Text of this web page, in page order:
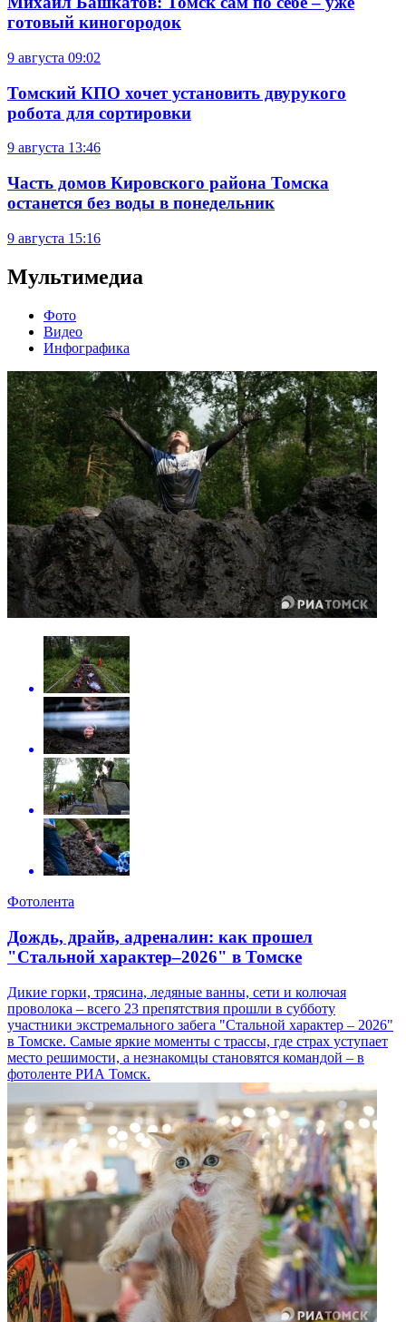
готовый киногородок
9 августа 09:02
Томский КПО хочет установить двурукого
робота для сортировки
9 августа 13:46
Часть домов Кировского района Томска
останется без воды в понедельник
9 августа 15:16
Мультимедиа
Фото
Видео
Инфографика
Фотолента
Дождь, драйв, адреналин: как прошел
"Стальной характер–2026" в Томске
Дикие горки, трясина, ледяные ванны, сети и колючая
проволока – всего 23 препятствия прошли в субботу
участники экстремального забега "Стальной характер – 2026"
в Томске. Самые яркие моменты с трассы, где страх уступает
место решимости, а незнакомцы становятся командой – в
фотоленте РИА Томск.